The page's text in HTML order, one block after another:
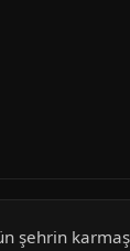
şehrin